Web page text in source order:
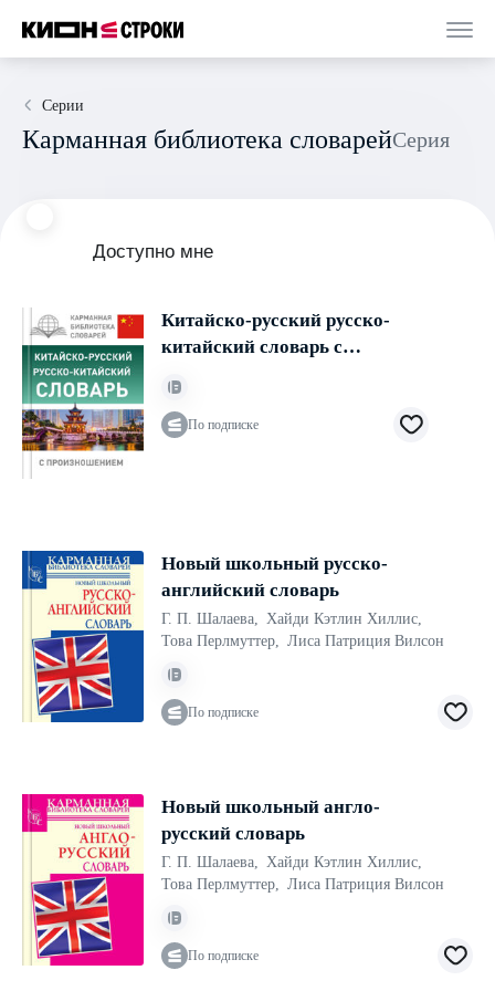
Серии
Карманная библиотека словарей Серия
Доступно мне
Китайско-русский русско-
китайский словарь с
По подписке
Новый школьный русcко-
английский словарь
Г. П. Шалаева, Хайди Кэтлин Хиллис,
Това Перлмуттер, Лиса Патриция Вилсон
По подписке
Новый школьный англо-
русский словарь
Г. П. Шалаева, Хайди Кэтлин Хиллис,
Това Перлмуттер, Лиса Патриция Вилсон
По подписке